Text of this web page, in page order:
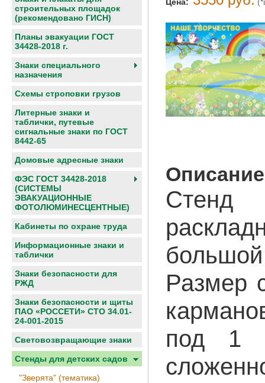
строительных площадок
(рекомендовано ГИСН)
Планы эвакуации ГОСТ
34428-2018 г.
Знаки специального
назначения
Схемы строповки грузов
Литерные знаки и
таблички, путевые
сигнальные знаки по ГОСТ
8442-65
Домовые адресные знаки
ФЭС ГОСТ 34428-2018
(СИСТЕМЫ
ЭВАКУАЦИОННЫЕ
ФОТОЛЮМИНЕСЦЕНТНЫЕ)
Кабинеты по охране труда
Информационные знаки и
таблички
Знаки безопасности для
РЖД
Знаки безопасности и щиты
ПАО «РОССЕТИ» СТО 34.01-
24-001-2015
Световозвращающие знаки
Cтенды для детских садов
"Зверята" (тематика)
большой
Размер
под 1